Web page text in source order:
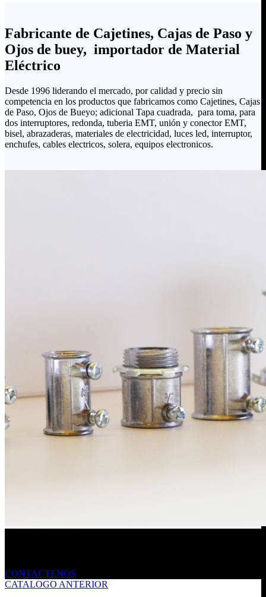
Fabricante de Cajetines, Cajas de Paso y
Ojos de buey, importador de Material
Eléctrico
Desde 1996 liderando el mercado, por calidad y precio sin
competencia en los productos que fabricamos como Cajetines, Cajas
de Paso, Ojos de Bueyo; adicional Tapa cuadrada, para toma, para
dos interruptores, redonda, tuberia EMT, unión y conector EMT,
bisel, abrazaderas, materiales de electricidad, luces led, interruptor,
enchufes, cables electricos, solera, equipos electronicos.
CONTACTENOS
CATALOGO ANTERIOR